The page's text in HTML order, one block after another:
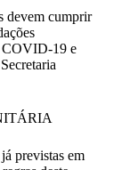
devem cumprir
COVID-19 e
previstas em